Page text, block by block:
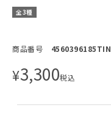
全3種
商品番号 4560396185TIN
¥3,300税込